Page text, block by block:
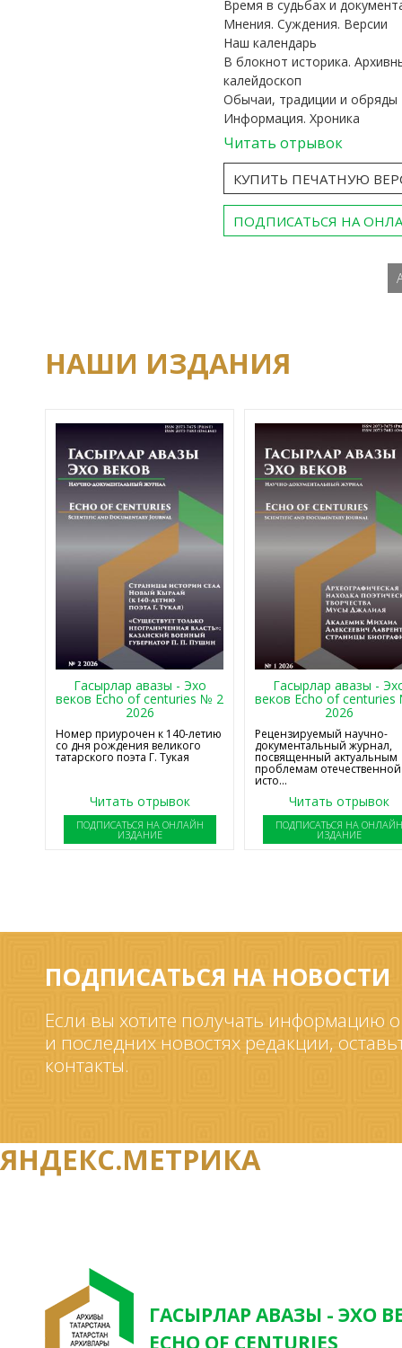
Время в судьбах и
Мнения. Суждения. Версии
Наш календарь
В блокнот историка.
калейдоскоп
Обычаи, традиции и обряды
Информация. Хроника
Читать отрывок
КУПИТЬ ПЕЧАТНУЮ
ПОДПИСАТЬСЯ НА
НАШИ ИЗДАНИЯ
Гасырлар авазы - Эхо
веков Echo of centuries № 2
2026
Номер приурочен к 140-летию
со дня рождения великого
татарского поэта Г. Тукая
Читать отрывок
ПОДПИСАТЬСЯ НА ОНЛАЙН
ИЗДАНИЕ
Гасырлар авазы -
веков Echo of
2026
Рецензируемый научно-
документальный журнал,
посвященный актуальным
проблемам отечественной
исто...
Читать отрывок
ПОДПИСАТЬСЯ НА
ИЗДАНИЕ
ПОДПИСАТЬСЯ НА НОВОСТИ
Если вы хотите получать информацию
и последних новостях редакции,
контакты.
ЯНДЕКС.МЕТРИКА
ГАСЫРЛАР АВАЗЫ - ЭХО
ECHO OF CENTURIES